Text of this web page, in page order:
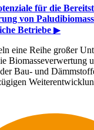
für die
von
Betriebe ▶
eine Reihe großer
Biomasseverwertung
Bau- und